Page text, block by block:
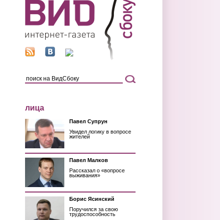
лица
Павел Супрун
Увидел логику в вопросе
жителей
Павел Малков
Рассказал о «вопросе
выживания»
Борис Ясинский
Поручился за свою
трудоспособность